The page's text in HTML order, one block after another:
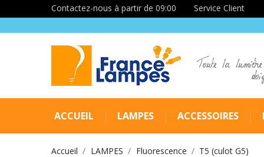
Contactez-nous à partir de 09:00 Service Client
Toute la
ACCUEIL LAMPES ACCESSOIRES
Accueil LAMPES Fluorescence T5 (culot G5)